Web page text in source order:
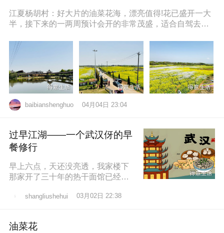
江夏杨胡村：好大片的油菜花海，漂亮值得!花已盛开一大
半，接下来的一两周预计会开的非常茂盛，适合自驾去拍
baibianshenghuo 04月04日 23:04
过早江湖——一个武汉伢的早
餐修行
早上六点，天还没亮透，我家楼下
那家开了三十年的热干面馆已经排
速快得像弹钢琴。一勺芝麻酱、半
shangliushehui 03月02日 22:38
油菜花